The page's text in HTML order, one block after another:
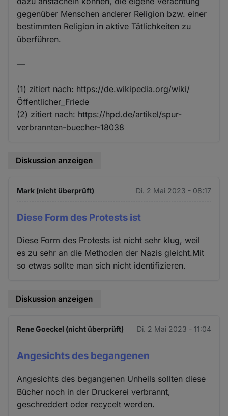
gegenüber Menschen anderer Religion bzw. einer
bestimmten Religion in aktive Tätlichkeiten zu
überführen.
—
(1) zitiert nach: https://de.wikipedia.org/wiki/
Öffentlicher_Friede
(2) zitiert nach: https://hpd.de/artikel/spur-
verbrannten-buecher-18038
Diskussion anzeigen
Mark (nicht überprüft) Di. 2 Mai 2023 - 08:17
Diese Form des Protests ist
Diese Form des Protests ist nicht sehr klug, weil
es zu sehr an die Methoden der Nazis gleicht.Mit
so etwas sollte man sich nicht identifizieren.
Diskussion anzeigen
Rene Goeckel (nicht überprüft) Di. 2 Mai 2023 - 11:04
Angesichts des begangenen
Angesichts des begangenen Unheils sollten diese
Bücher noch in der Druckerei verbrannt,
geschreddert oder recycelt werden.